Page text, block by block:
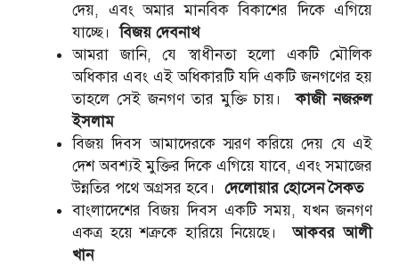
দেয়, এবং অমার মানবিক বিকাশের দিকে এগিয়ে
যাচ্ছে।বিজয় দেবনাথ
আমরা জানি, যে স্বাধীনতা হলো একটি মৌলিক
অধিকার এবং এই অধিকারটি যদি একটি জনগণের হয়
তাহলে সেই জনগণ তার মুক্তি চায়।কাজী নজরুল
ইসলাম
বিজয় দিবস আমাদেরকে স্মরণ করিয়ে দেয় যে এই
দেশ অবশ্যই মুক্তির দিকে এগিয়ে যাবে, এবং সমাজের
উন্নতির পথে অগ্রসর হবে। দেলোয়ার হোসেন সৈকত
বাংলাদেশের বিজয় দিবস একটি সময়, যখন জনগণ
একত্র হয়ে শত্রুকে হারিয়ে নিয়েছে।আকবর আলী
খান